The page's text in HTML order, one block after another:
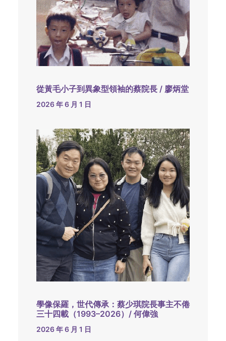
從黃毛小子到異象型領袖的蔡院長 / 廖炳堂
2026 年 6 月 1 日
學像保羅，世代傳承：蔡少琪院長事主不倦
三十四載（1993–2026）/ 何偉強
2026 年 6 月 1 日